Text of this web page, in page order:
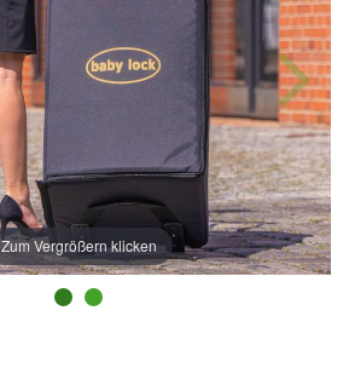
Zum Vergrößern klicken